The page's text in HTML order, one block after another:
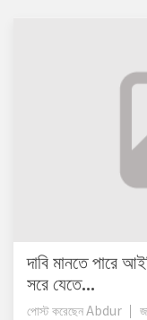
দাবি মানতে পারে
সরে যেতে...
পোস্ট করেছেনAbdur